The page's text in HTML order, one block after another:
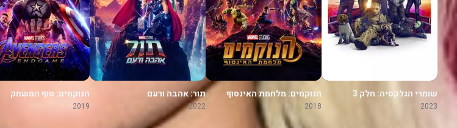
שומרי הגלקסיה: חלק 3
2023
הנוקמים: מלחמת האינסוף
2018
תור: אהבה ורעם
2022
הנוקמים: סוף המשחק
2019